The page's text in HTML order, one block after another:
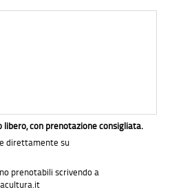
con prenotazione consigliata.
direttamente su
prenotabili scrivendo a